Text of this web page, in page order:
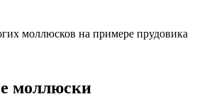
моллюски